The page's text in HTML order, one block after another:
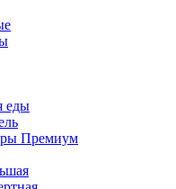
еды
Премиум